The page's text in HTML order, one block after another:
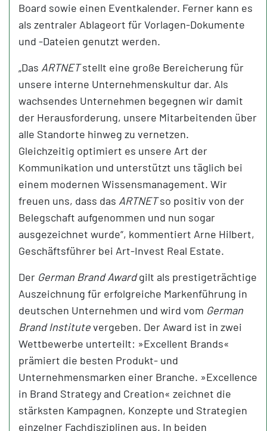
Board sowie einen Eventkalender. Ferner kann es
als zentraler Ablageort für Vorlagen-Dokumente
und -Dateien genutzt werden.
„Das ARTNETstellt eine große Bereicherung für
unsere interne Unternehmenskultur dar. Als
wachsendes Unternehmen begegnen wir damit
der Herausforderung, unsere Mitarbeitenden über
alle Standorte hinweg zu vernetzen.
Gleichzeitig optimiert es unsere Art der
Kommunikation und unterstützt uns täglich bei
einem modernen Wissensmanagement. Wir
freuen uns, dass das ARTNETso positiv von der
Belegschaft aufgenommen und nun sogar
ausgezeichnet wurde“, kommentiert Arne Hilbert,
Geschäftsführer bei Art-Invest Real Estate.
Der German Brand Awardgilt als prestigeträchtige
Auszeichnung für erfolgreiche Markenführung in
deutschen Unternehmen und wird vom German
Brand Institutevergeben. Der Award ist in zwei
Wettbewerbe unterteilt: »Excellent Brands«
prämiert die besten Produkt- und
Unternehmensmarken einer Branche. »Excellence
in Brand Strategy and Creation« zeichnet die
stärksten Kampagnen, Konzepte und Strategien
einzelner Fachdisziplinen aus. In beiden